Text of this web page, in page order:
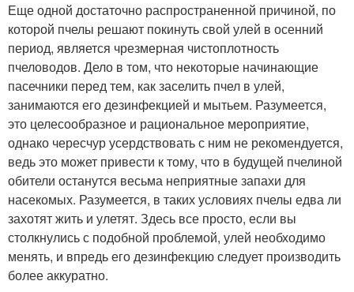
Еще одной достаточно распространенной причиной, по
которой пчелы решают покинуть свой улей в осенний
период, является чрезмерная чистоплотность
пчеловодов. Дело в том, что некоторые начинающие
пасечники перед тем, как заселить пчел в улей,
занимаются его дезинфекцией и мытьем. Разумеется,
это целесообразное и рациональное мероприятие,
однако чересчур усердствовать с ним не рекомендуется,
ведь это может привести к тому, что в будущей пчелиной
обители останутся весьма неприятные запахи для
насекомых. Разумеется, в таких условиях пчелы едва ли
захотят жить и улетят. Здесь все просто, если вы
столкнулись с подобной проблемой, улей необходимо
менять, и впредь его дезинфекцию следует производить
более аккуратно.